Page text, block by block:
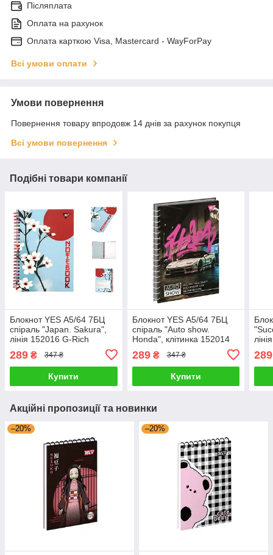
Післяплата
Оплата на рахунок
Оплата карткою Visa, Mastercard - WayForPay
Всі умови оплати
Умови повернення
Повернення товару впродовж 14 днів за рахунок покупця
Всі умови повернення
Подібні товари компанії
Блокнот YES А5/64 7БЦ
спіраль "Japan. Sakura",
лінія 152016 G-Rich
289 ₴ 347 ₴
Купити
Блокнот YES А5/64 7БЦ
спіраль "Auto show.
Honda", клітинка 152014
289₴ 347 ₴
Купити
289
Акційні пропозиції та новинки
–20% –20%